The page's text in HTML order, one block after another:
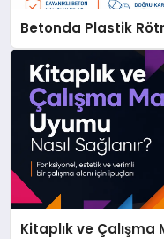
Betonda Plastik
Kitaplık ve Çalışma